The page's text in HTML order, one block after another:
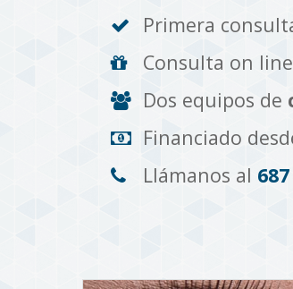
Primera
Consulta on line
Dos equipos de
Financiado
Llámanos al